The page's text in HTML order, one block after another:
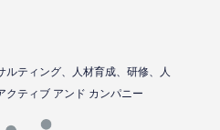
ルティング、⼈材育成、研修、⼈
クティブ アンド カンパニー